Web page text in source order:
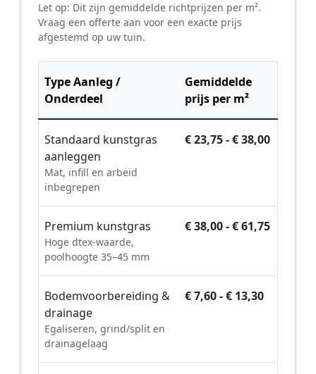
Let op: Dit zijn gemiddelde richtprijzen per m².
Vraag een offerte aan voor een exacte prijs
afgestemd op uw tuin.
Type Aanleg /
Onderdeel
Gemiddelde
prijs per m²
Standaard kunstgras
aanleggen
Mat, infill en arbeid
inbegrepen
€ 23,75 - € 38,00
Premium kunstgras
Hoge dtex-waarde,
poolhoogte 35–45 mm
€ 38,00 - € 61,75
Bodemvoorbereiding &
drainage
Egaliseren, grind/split en
drainagelaag
€ 7,60 - € 13,30